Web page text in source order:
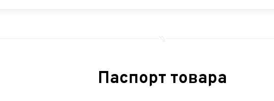
Паспорт товара